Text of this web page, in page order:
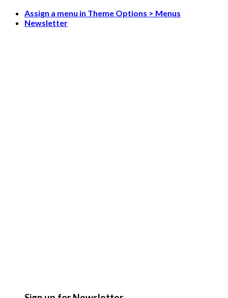
Skip
Assign a menu in Theme Options > Menus
Newsletter